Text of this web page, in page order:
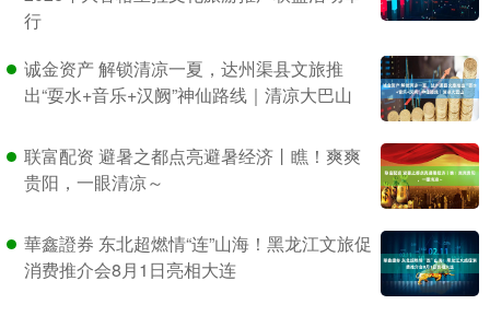
行
诚金资产 解锁清凉一夏，达州渠县文旅推
出“耍水+音乐+汉阙”神仙路线｜清凉大巴山
联富配资 避暑之都点亮避暑经济丨瞧！爽爽
贵阳，一眼清凉～
華鑫證券 东北超燃情“连”山海！黑龙江文旅促
消费推介会8月1日亮相大连